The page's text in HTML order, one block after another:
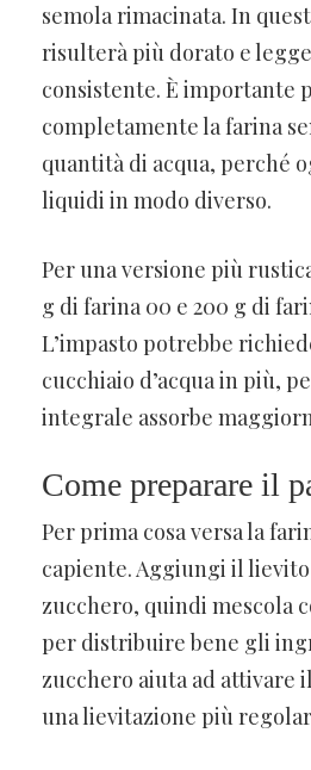
semola rimacinata. In
risulterà più dorato e
consistente. È importante
completamente la farina
quantità di acqua, perché
liquidi in modo diverso.
Per una versione più
g di farina 00 e 200 g di
L’impasto potrebbe
cucchiaio d’acqua in più,
integrale assorbe
Come preparare il
Per prima cosa versa la
capiente. Aggiungi il
zucchero, quindi mescola
per distribuire bene gli
zucchero aiuta ad attivare
una lievitazione più